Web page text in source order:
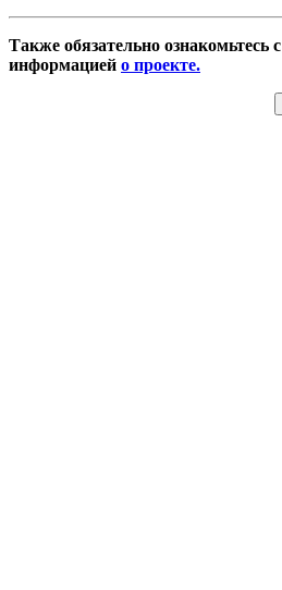
Также обязательно ознакомьтесь с
информацией о проекте.